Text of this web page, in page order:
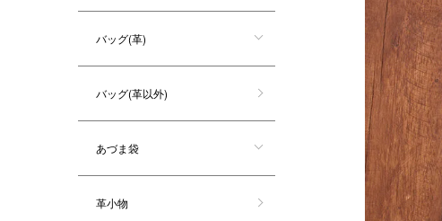
バッグ(革)
バッグ(革以外)
あづま袋
革小物